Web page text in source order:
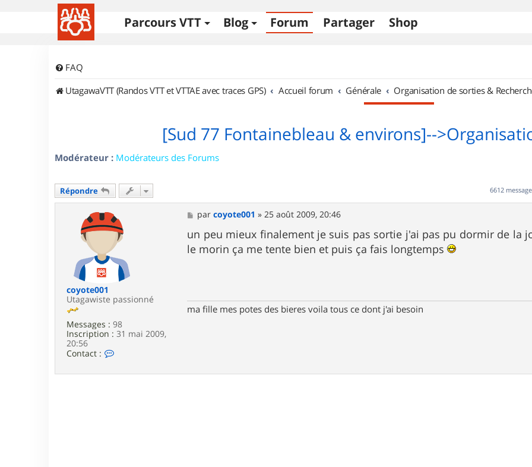
Parcours VTT Blog Forum Partager Shop
FAQ
UtagawaVTT (Randos VTT et VTTAE avec traces GPS)
Accueil forum Générale Organisation de sorties &
[Sud 77 Fontainebleau & environs]--
Modérateur : Modérateurs des Forums
Répondre 6612
coyote001
Utagawiste passionné
Messages : 98
Inscription : 31 mai 2009,
20:56
Contact :
M
e
s
s
a
parcoyote001 »25 août 2009, 20:46
un peu mieux finalement je suis pas sortie j'ai pas pu dormir de la
le morin ça me tente bien et puis ça fais longtemps
ma fille mes potes des bieres voila tous ce dont j'ai besoin